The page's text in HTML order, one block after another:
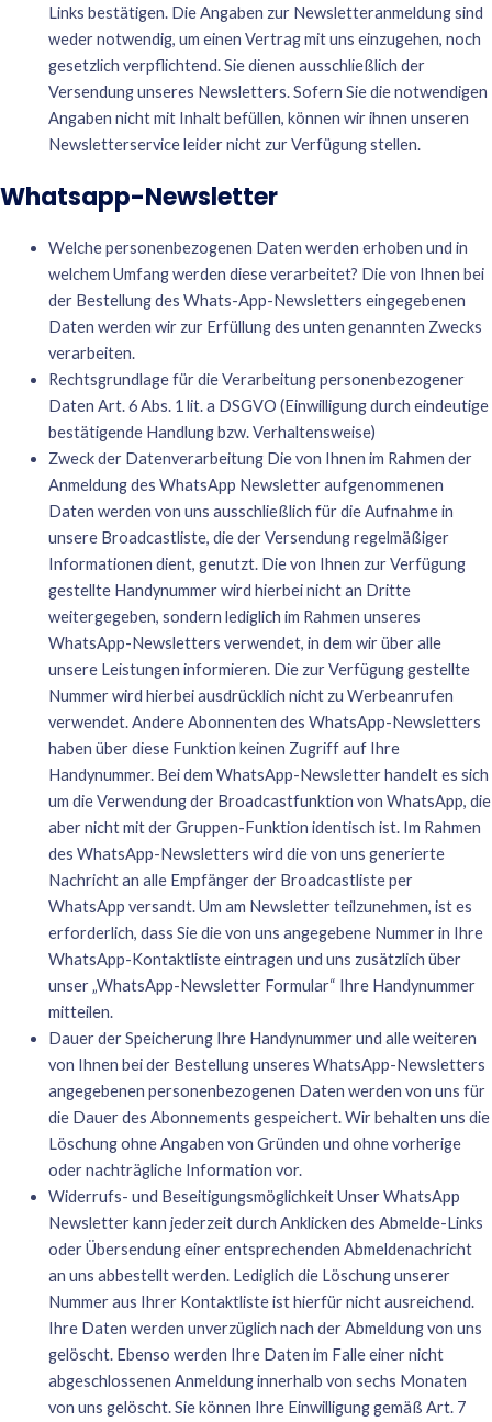
Links bestätigen. Die Angaben zur Newsletteranmeldung sind
weder notwendig, um einen Vertrag mit uns einzugehen, noch
gesetzlich verpflichtend. Sie dienen ausschließlich der
Versendung unseres Newsletters. Sofern Sie die notwendigen
Angaben nicht mit Inhalt befüllen, können wir ihnen unseren
Newsletterservice leider nicht zur Verfügung stellen.
Whatsapp-Newsletter
Welche personenbezogenen Daten werden erhoben und in
welchem Umfang werden diese verarbeitet? Die von Ihnen bei
der Bestellung des Whats-App-Newsletters eingegebenen
Daten werden wir zur Erfüllung des unten genannten Zwecks
verarbeiten.
Rechtsgrundlage für die Verarbeitung personenbezogener
Daten Art. 6 Abs. 1 lit. a DSGVO (Einwilligung durch eindeutige
bestätigende Handlung bzw. Verhaltensweise)
Zweck der Datenverarbeitung Die von Ihnen im Rahmen der
Anmeldung des WhatsApp Newsletter aufgenommenen
Daten werden von uns ausschließlich für die Aufnahme in
unsere Broadcastliste, die der Versendung regelmäßiger
Informationen dient, genutzt. Die von Ihnen zur Verfügung
gestellte Handynummer wird hierbei nicht an Dritte
weitergegeben, sondern lediglich im Rahmen unseres
WhatsApp-Newsletters verwendet, in dem wir über alle
unsere Leistungen informieren. Die zur Verfügung gestellte
Nummer wird hierbei ausdrücklich nicht zu Werbeanrufen
verwendet. Andere Abonnenten des WhatsApp-Newsletters
haben über diese Funktion keinen Zugriff auf Ihre
Handynummer. Bei dem WhatsApp-Newsletter handelt es sich
um die Verwendung der Broadcastfunktion von WhatsApp, die
aber nicht mit der Gruppen-Funktion identisch ist. Im Rahmen
des WhatsApp-Newsletters wird die von uns generierte
Nachricht an alle Empfänger der Broadcastliste per
WhatsApp versandt. Um am Newsletter teilzunehmen, ist es
erforderlich, dass Sie die von uns angegebene Nummer in Ihre
WhatsApp-Kontaktliste eintragen und uns zusätzlich über
unser „WhatsApp-Newsletter Formular“ Ihre Handynummer
mitteilen.
Dauer der Speicherung Ihre Handynummer und alle weiteren
von Ihnen bei der Bestellung unseres WhatsApp-Newsletters
angegebenen personenbezogenen Daten werden von uns für
die Dauer des Abonnements gespeichert. Wir behalten uns die
Löschung ohne Angaben von Gründen und ohne vorherige
oder nachträgliche Information vor.
Widerrufs- und Beseitigungsmöglichkeit Unser WhatsApp
Newsletter kann jederzeit durch Anklicken des Abmelde-Links
oder Übersendung einer entsprechenden Abmeldenachricht
an uns abbestellt werden. Lediglich die Löschung unserer
Nummer aus Ihrer Kontaktliste ist hierfür nicht ausreichend.
Ihre Daten werden unverzüglich nach der Abmeldung von uns
gelöscht. Ebenso werden Ihre Daten im Falle einer nicht
abgeschlossenen Anmeldung innerhalb von sechs Monaten
von uns gelöscht. Sie können Ihre Einwilligung gemäß Art. 7